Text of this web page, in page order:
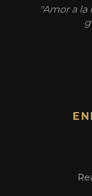
"Amor a la